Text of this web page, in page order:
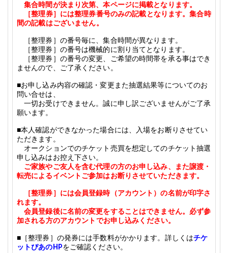
集合時間が決まり次第、本ページに掲載となります。
［整理券］には整理券番号のみの記載となります。集合時
間の記載はございません。
［整理券］の番号毎に、集合時間が異なります。
［整理券］の番号は機械的に割り当てとなります。
［整理券］の番号の変更、ご希望の時間帯を承る事はでき
ませんので、ご了承ください。
■お申し込み内容の確認・変更また抽選結果等についてのお
問い合せは、
一切お受けできません。誠に申し訳ございませんがご了承
願います。
■本人確認ができなかった場合には、入場をお断りさせてい
ただきます。
オークションでのチケット売買を想定してのチケット抽選
申し込みはお控え下さい。
ご家族やご友人を含む代理の方のお申し込み、また譲渡・
転売によるイベントご参加はお断りさせていただきます。
［整理券］には会員登録時（アカウント）の名前が印字さ
れます。
会員登録後に名前の変更をすることはできません。 必ず参
加される方のアカウントでお申し込みください。
■［整理券］の発券には手数料がかかります。詳しくはチケ
ットぴあのHPをご確認ください。